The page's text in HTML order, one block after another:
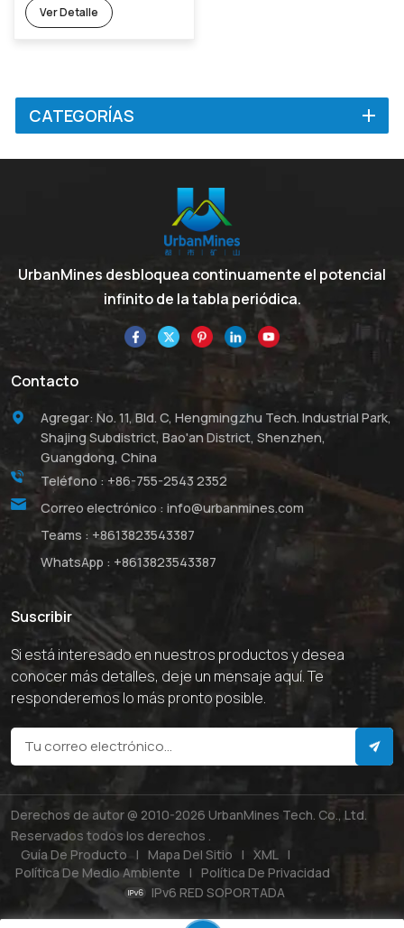
Ver Detalle
CATEGORÍAS
UrbanMines desbloquea continuamente el potencial
infinito de la tabla periódica.
Contacto
Agregar: No. 11, Bld. C, Hengmingzhu Tech. Industrial Park,
Shajing Subdistrict, Bao'an District, Shenzhen,
Guangdong, China
Teléfono : +86-755-2543 2352
Correo electrónico : info@urbanmines.com
Teams : +8613823543387
WhatsApp : +8613823543387
Suscribir
Si está interesado en nuestros productos y desea
conocer más detalles, deje un mensaje aquí. Te
responderemos lo más pronto posible.
Derechos de autor @ 2010-2026 UrbanMines Tech. Co., Ltd.
Reservados todos los derechos .
Guía De Producto | Mapa Del Sitio | XML
|
Política De Medio Ambiente |
Política De Privacidad
IPv6 RED SOPORTADA